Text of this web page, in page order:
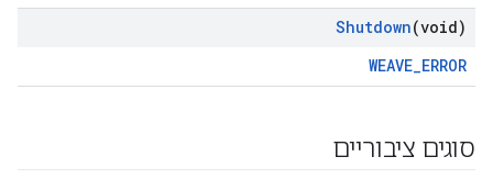
Shutdown(void)
WEAVE_ERROR
סוגים ציבוריים